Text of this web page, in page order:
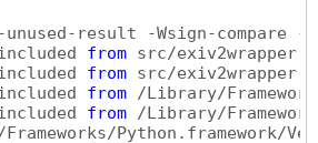
unused-result -Wsign-compare
from src/
from src/
from /Library/
from /Library/
Frameworks/Python.framework/